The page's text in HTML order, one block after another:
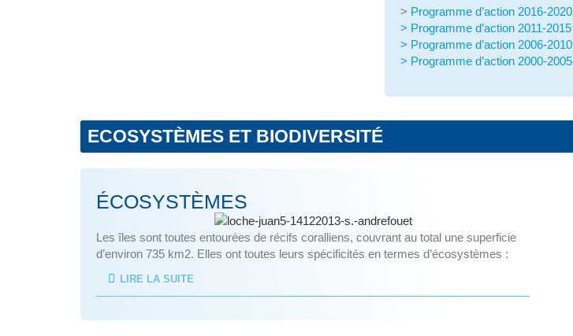
> Programme d’action 2016-2020
> Programme d’action 2011-2015
> Programme d’action 2006-2010
> Programme d’action 2000-2005
ECOSYSTÈMES ET BIODIVERSITÉ
ÉCOSYSTÈMES
Les îles sont toutes entourées de récifs coralliens, couvrant au total une superficie
d’environ 735 km2. Elles ont toutes leurs spécificités en termes d’écosystèmes :
LIRE LA SUITE